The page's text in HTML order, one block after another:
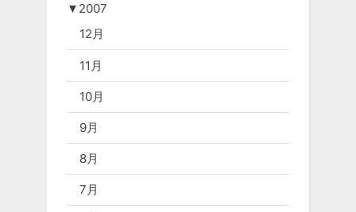
▼ 2007
12月
11月
10月
9月
8月
7月